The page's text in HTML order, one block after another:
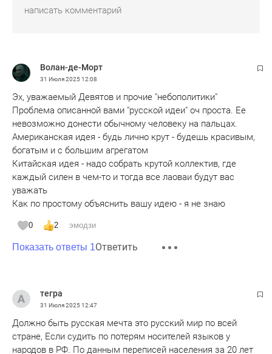
Волан-де-Морт
31 Июля 202512:08
Эх, уважаемый Девятов и прочие "небополитики"
Проблема описанной вами "русской идеи" оч проста. Ее
невозможно донести обычному человеку на пальцах.
Американская идея - будь лично крут - будешь красивым,
богатым и с большим агрегатом
Китайская идея - надо собрать крутой коллектив, где
каждый силен в чем-то и тогда все лаоваи будут вас
уважать
Как по простому объяснить вашу идею - я не знаю
0 2 эмодзи
Показать ответы 1Ответить
тегра
31 Июля 202512:47
Должно быть русская мечта это русский мир по всей
стране, Если судить по потерям носителей языков у
народов в РФ. По данным переписей населения за 20 лет